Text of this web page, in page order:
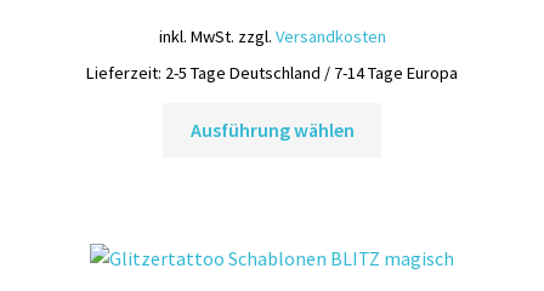
inkl. MwSt. zzgl. Versandkosten
Lieferzeit: 2-5 Tage Deutschland / 7-14 Tage Europa
Ausführung wählen
auf.